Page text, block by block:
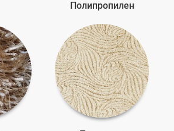
Полипропилен